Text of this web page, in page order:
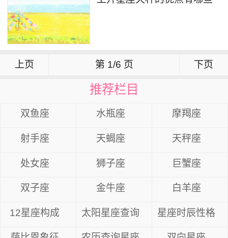
上页 第 1/6 页 下页
推荐栏目
双鱼座 水瓶座 摩羯座
射手座 天蝎座 天秤座
处女座 狮子座 巨蟹座
双子座 金牛座 白羊座
12星座构成 太阳星座查询 星座时辰性格